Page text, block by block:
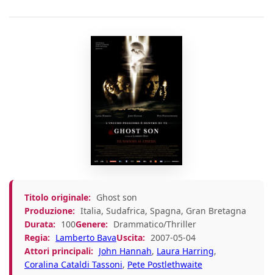
Titolo originale: Ghost son
Produzione: Italia, Sudafrica, Spagna, Gran Bretagna
Durata: 100Genere: Drammatico/Thriller
Regia: Lamberto BavaUscita: 2007-05-04
Attori principali: John Hannah, Laura Harring,
Coralina Cataldi Tassoni, Pete Postlethwaite